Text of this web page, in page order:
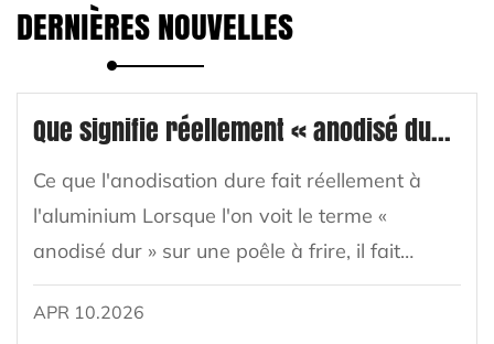
DERNIÈRES NOUVELLES
Que signifie réellement « anodisé dur » pour une poêle à frire ?
Ce que l'anodisation dure fait réellement à
l'aluminium Lorsque l'on voit le terme «
anodisé dur » sur une poêle à frire, il fait
référence à un traitement de surface
électrochimique spécifique appliqué à
APR 10.2026